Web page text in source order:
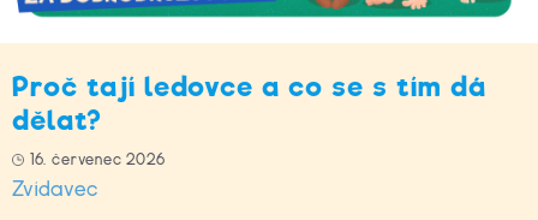
Proč tají ledovce a co se s tím dá
dělat?
16. červenec 2026
Zvídavec